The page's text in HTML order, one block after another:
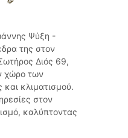
Ψύξη -
της στον
Διός 69,
χώρο των
κλιματισμού.
στον
καλύπτοντας